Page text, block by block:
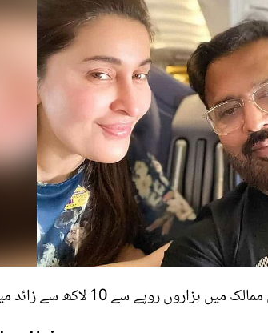
سے 10 لاکھ سے زائد میں بنتی ہے۔